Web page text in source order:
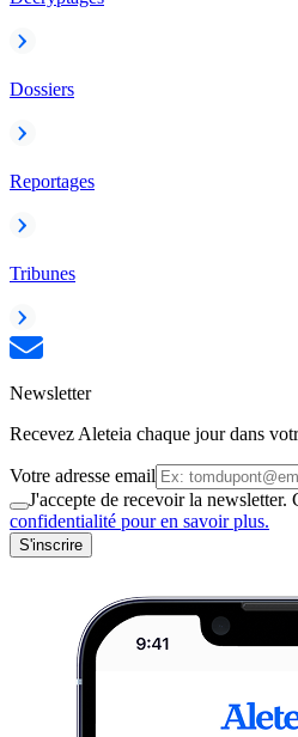
Dossiers
Reportages
Tribunes
Newsletter
Recevez Aleteia chaque jour dans
Votre adresse email
J'accepte de recevoir la newsletter.
confidentialité pour en savoir plus.
S'inscrire